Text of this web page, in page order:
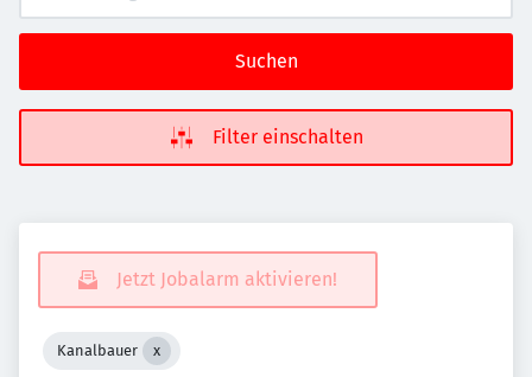
Suchen
Filter einschalten
Jetzt Jobalarm aktivieren!
Kanalbauer